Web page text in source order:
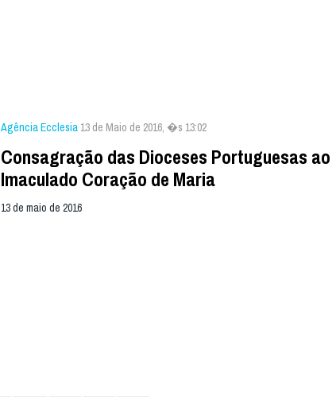
Agência Ecclesia 13 de Maio de 2016, �s 13:02
Consagração das Dioceses Portuguesas ao
Imaculado Coração de Maria
13 de maio de 2016